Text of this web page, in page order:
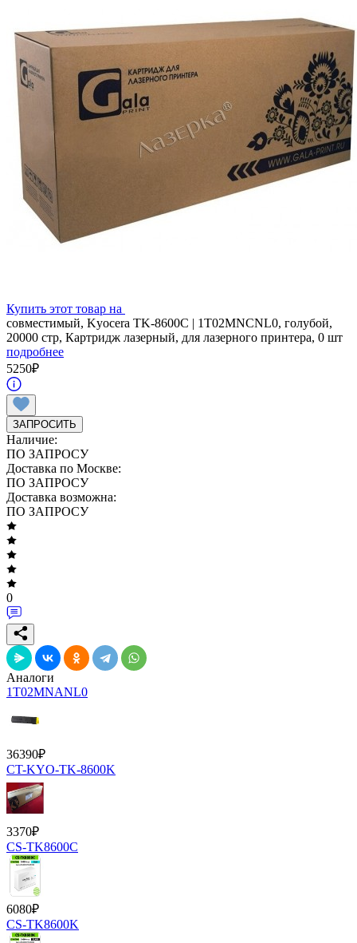
Купить этот товар на
совместимый, Kyocera TK-8600C | 1T02MNCNL0, голубой,
20000 стр, Картридж лазерный, для лазерного принтера, 0 шт
подробнее
5250₽
ЗАПРОСИТЬ
Наличие:
ПО ЗАПРОСУ
Доставка по Москве:
ПО ЗАПРОСУ
Доставка возможна:
ПО ЗАПРОСУ
0
Аналоги
1T02MNANL0
36390₽
CT-KYO-TK-8600K
3370₽
CS-TK8600C
6080₽
CS-TK8600K